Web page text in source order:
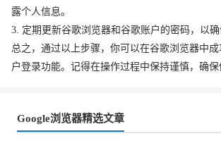
露个人信息。
3. 定期更新谷歌浏览器和谷歌账户的密码，以确
总之，通过以上步骤，你可以在谷歌浏览器中
户登录功能。记得在操作过程中保持谨慎，确保
Google浏览器精选文章